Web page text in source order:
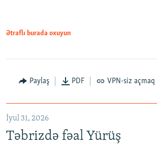
Ətraflı burada oxuyun
Paylaş PDF VPN-siz açmaq
İyul 31, 2026
Təbrizdə fəal Yürüş